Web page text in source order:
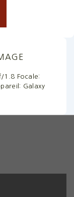
1.8 Focale:
Galaxy